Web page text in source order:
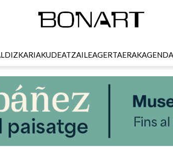
KUDEATZAILEAGERTAERAKAGENDA